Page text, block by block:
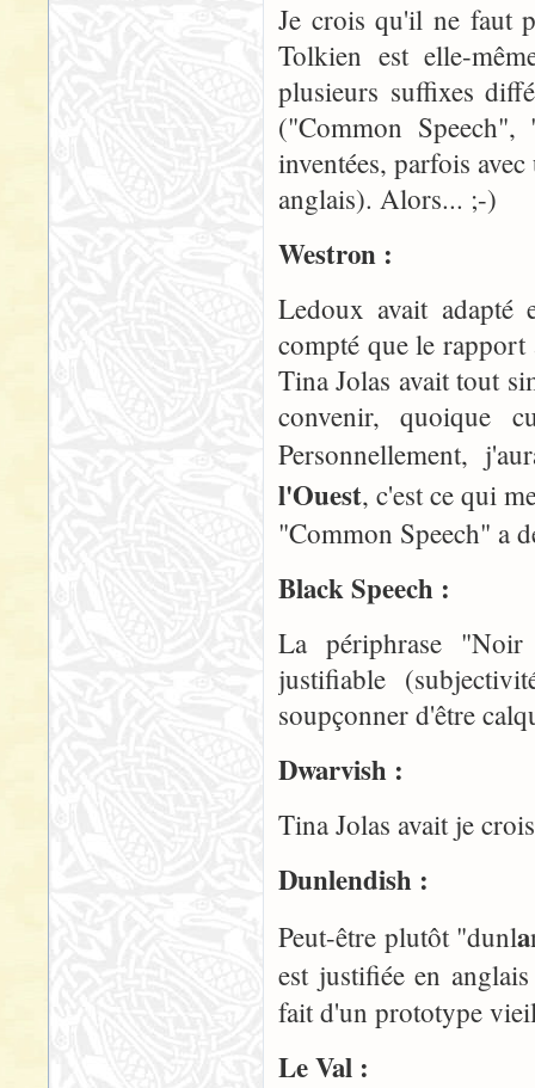
Je crois qu'il ne faut
Tolkien est elle-
plusieurs suffixes
("Common
inventées, parfois
anglais). Alors... ;-)
Westron :
Ledoux avait adapté
compté que le rapport
Tina Jolas avait tout
convenir, quoique
Personnellement,
l'Ouest, c'est ce qui
"Common Speech" a
Black Speech :
La périphrase
justifiable
soupçonner d'être
Dwarvish :
Tina Jolas avait je
Dunlendish :
Peut-être plutôt "dunla
est justifiée en
fait d'un prototype
Le Val :